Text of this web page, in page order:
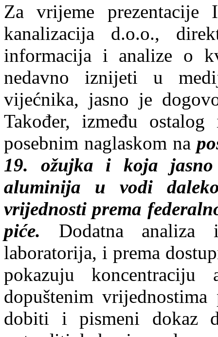
Za vrijeme
kanalizacija d.o.o.,
informacija i analize o
nedavno iznijeti u
vijećnika, jasno je
Također, između
posebnim naglaskom na
19. ožujka i koja jasno
aluminija u vodi
vrijednosti prema
piće. Dodatna analiza
laboratorija, i prema
pokazuju
dopuštenim
dobiti i pismeni dokaz